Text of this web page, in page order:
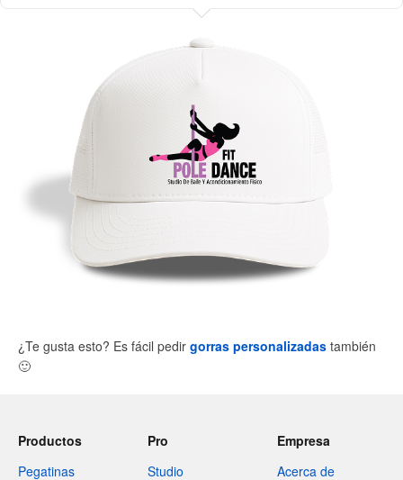
¿Te gusta esto? Es fácil pedir gorras personalizadas también
🙂
Productos
Pegatinas
Pro
Studio
Empresa
Acerca de